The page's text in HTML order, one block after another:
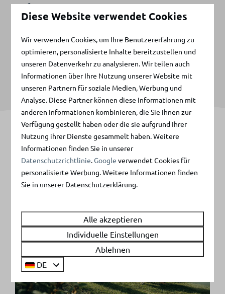
Geräumige Unterkünfte
Babyfreundlich
Geeignet für bis zu 6 Personen
Möblierte Terrasse
Haustierfreundliche Optionen
Diese Website verwendet Cookies
Wir verwenden Cookies, um Ihre Benutzererfahrung zu
optimieren, personalisierte Inhalte bereitzustellen und
unseren Datenverkehr zu analysieren. Wir teilen auch
Informationen über Ihre Nutzung unserer Website mit
unseren Partnern für soziale Medien, Werbung und
Analyse. Diese Partner können diese Informationen mit
anderen Informationen kombinieren, die Sie ihnen zur
Verfügung gestellt haben oder die sie aufgrund Ihrer
Nutzung ihrer Dienste gesammelt haben. Weitere
Informationen finden Sie in unserer
Datenschutzrichtlinie .Google verwendet Cookies für
personalisierte Werbung. Weitere Informationen finden
Sie in unserer Datenschutzerklärung.
Alle akzeptieren
Individuelle Einstellungen
Ablehnen
DE